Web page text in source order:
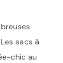
sacs à
chic au